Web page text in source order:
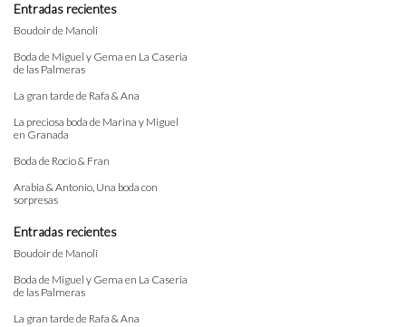
Entradas recientes
Boudoir de Manoli
Boda de Miguel y Gema en La Caseria
de las Palmeras
La gran tarde de Rafa & Ana
La preciosa boda de Marina y Miguel
en Granada
Boda de Rocio & Fran
Arabia & Antonio, Una boda con
sorpresas
Entradas recientes
Boudoir de Manoli
Boda de Miguel y Gema en La Caseria
de las Palmeras
La gran tarde de Rafa & Ana